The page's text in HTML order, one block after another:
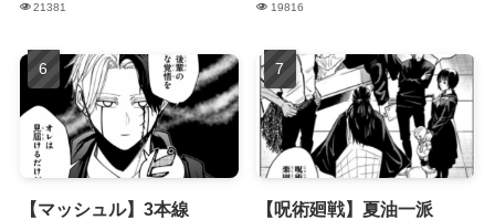
21381 19816
【マッシュル】3本線 【呪術廻戦】夏油一派